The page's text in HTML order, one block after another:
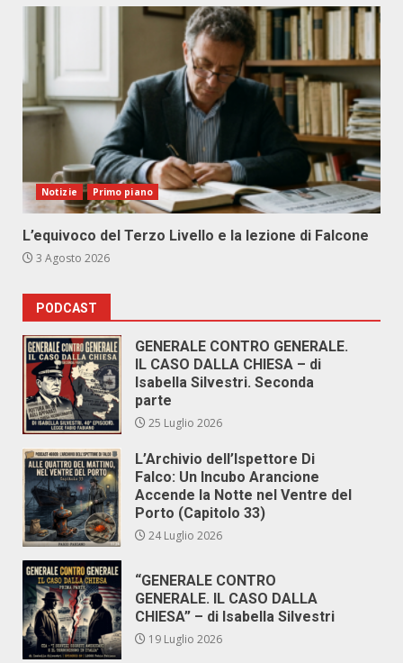
Notizie Primo piano
L’equivoco del Terzo Livello e la lezione di Falcone
3 Agosto 2026
PODCAST
GENERALE CONTRO GENERALE.
IL CASO DALLA CHIESA – di
Isabella Silvestri. Seconda
parte
25 Luglio 2026
L’Archivio dell’Ispettore Di
Falco: Un Incubo Arancione
Accende la Notte nel Ventre del
Porto (Capitolo 33)
24 Luglio 2026
“GENERALE CONTRO
GENERALE. IL CASO DALLA
CHIESA” – di Isabella Silvestri
19 Luglio 2026